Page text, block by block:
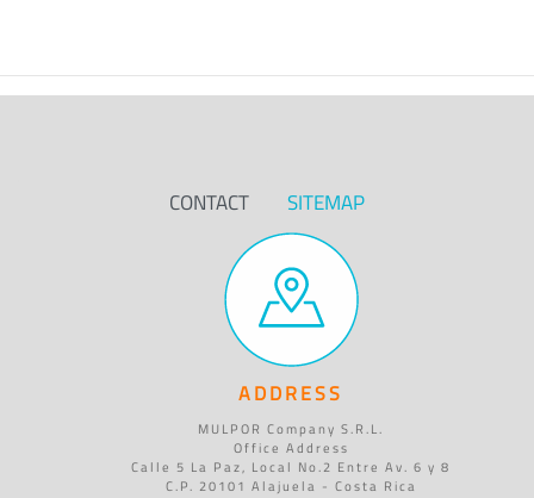
CONTACT SITEMAP
ADDRESS
MULPOR Company S.R.L.
Office Address
Calle 5 La Paz, Local No.2 Entre Av. 6 y 8
C.P. 20101 Alajuela - Costa Rica